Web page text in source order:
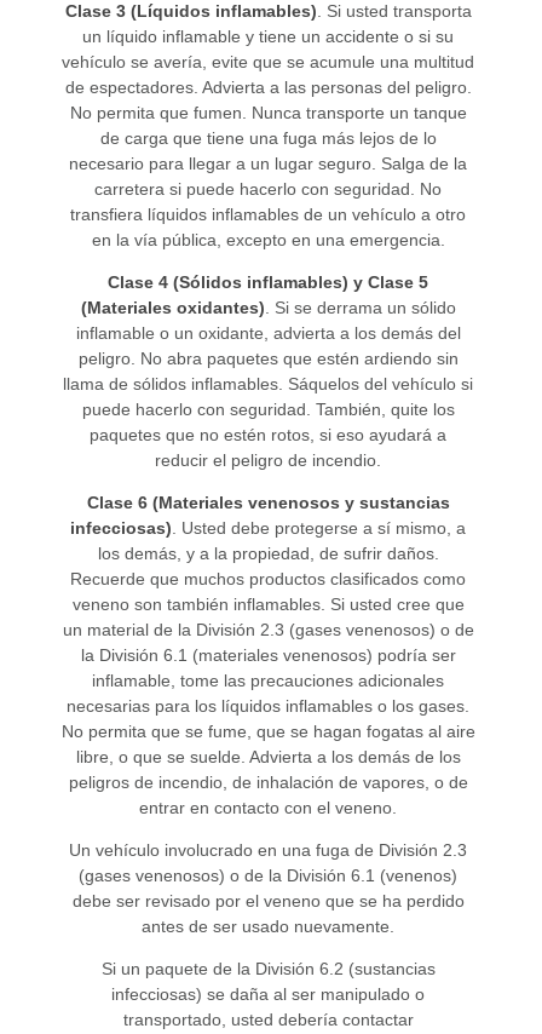
Clase 3 (Líquidos inflamables) . Si usted transporta
un líquido inflamable y tiene un accidente o si su
vehículo se avería, evite que se acumule una multitud
de espectadores. Advierta a las personas del peligro.
No permita que fumen. Nunca transporte un tanque
de carga que tiene una fuga más lejos de lo
necesario para llegar a un lugar seguro. Salga de la
carretera si puede hacerlo con seguridad. No
transfiera líquidos inflamables de un vehículo a otro
en la vía pública, excepto en una emergencia.
Clase 4 (Sólidos inflamables) y Clase 5
(Materiales oxidantes) . Si se derrama un sólido
inflamable o un oxidante, advierta a los demás del
peligro. No abra paquetes que estén ardiendo sin
llama de sólidos inflamables. Sáquelos del vehículo si
puede hacerlo con seguridad. También, quite los
paquetes que no estén rotos, si eso ayudará a
reducir el peligro de incendio.
Clase 6 (Materiales venenosos y sustancias
infecciosas) . Usted debe protegerse a sí mismo, a
los demás, y a la propiedad, de sufrir daños.
Recuerde que muchos productos clasificados como
veneno son también inflamables. Si usted cree que
un material de la División 2.3 (gases venenosos) o de
la División 6.1 (materiales venenosos) podría ser
inflamable, tome las precauciones adicionales
necesarias para los líquidos inflamables o los gases.
No permita que se fume, que se hagan fogatas al aire
libre, o que se suelde. Advierta a los demás de los
peligros de incendio, de inhalación de vapores, o de
entrar en contacto con el veneno.
Un vehículo involucrado en una fuga de División 2.3
(gases venenosos) o de la División 6.1 (venenos)
debe ser revisado por el veneno que se ha perdido
antes de ser usado nuevamente.
Si un paquete de la División 6.2 (sustancias
infecciosas) se daña al ser manipulado o
transportado, usted debería contactar